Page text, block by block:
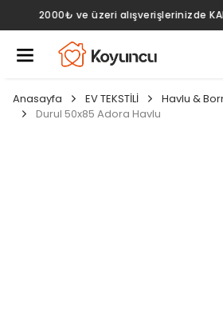
2000₺ ve üzeri
Anasayfa EV TEKSTİLİ Havlu &
Durul 50x85 Adora Havlu